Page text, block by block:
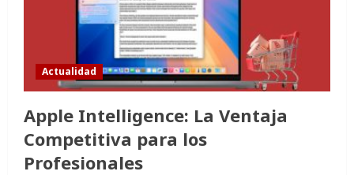
Actualidad
Apple Intelligence: La Ventaja
Competitiva para los
Profesionales